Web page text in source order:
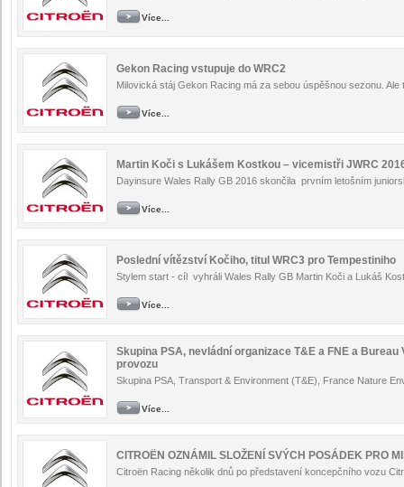
Více...
Gekon Racing vstupuje do WRC2
Milovická stáj Gekon Racing má za sebou úspěšnou sezonu.
Více...
Martin Koči s Lukášem Kostkou – vicemistři JWRC
Dayinsure Wales Rally GB 2016 skončila prvním letošním
Více...
Poslední vítězství Kočiho, titul WRC3 pro Tempestiniho
Stylem start - cíl vyhráli Wales Rally GB Martin Koči a Lukáš
Více...
Skupina PSA, nevládní organizace T&E a FNE a
provozu
Skupina PSA, Transport & Environment (T&E), France Nature
Více...
CITROËN OZNÁMIL SLOŽENÍ SVÝCH POSÁDEK PRO
Citroën Racing několik dnů po představení koncepčního vozu